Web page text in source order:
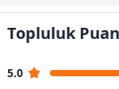
Topluluk
5.0